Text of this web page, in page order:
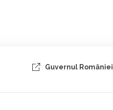
Guvernul României